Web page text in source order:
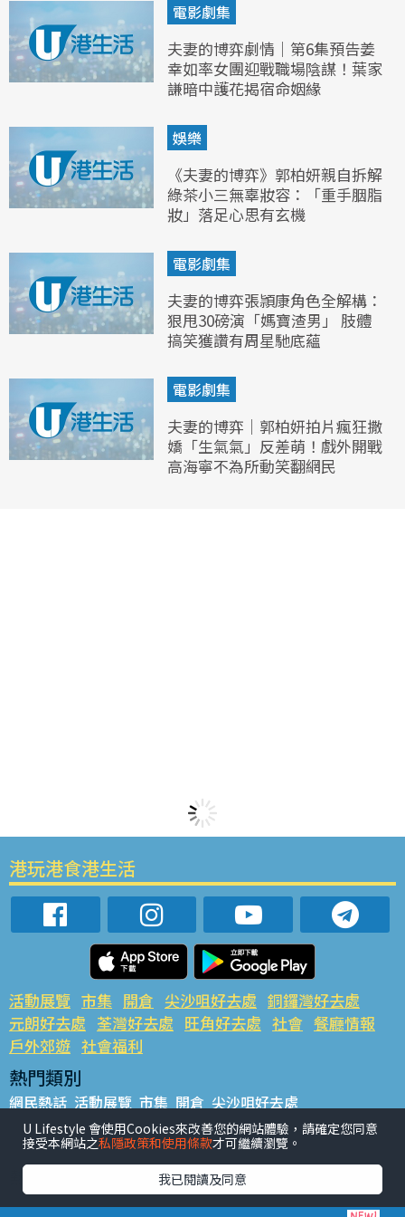
電影劇集
夫妻的博弈劇情｜第6集預告姜
幸如率女團迎戰職場陰謀！葉家
謙暗中護花揭宿命姻緣
娛樂
《夫妻的博弈》郭柏妍親自拆解
綠茶小三無辜妝容：「重手胭脂
妝」落足心思有玄機
電影劇集
夫妻的博弈張頴康角色全解構：
狠甩30磅演「媽寶渣男」 肢體
搞笑獲讚有周星馳底蘊
電影劇集
夫妻的博弈｜郭柏妍拍片瘋狂撒
嬌「生氣氣」反差萌！戲外開戰
高海寧不為所動笑翻網民
港玩港食港生活
活動展覽 市集 開倉 尖沙咀好去處 銅鑼灣好去處
元朗好去處 荃灣好去處 旺角好去處 社會 餐廳情報
戶外郊遊 社會福利
熱門類別
網民熱話 活動展覽 市集 開倉 尖沙咀好去處
銅鑼灣好去處 元朗好去處 荃灣好去處 旺角好去處 社會
餐廳情報 戶外郊遊
熱門標籤
#UGO搵好去處 #人氣活動推介 #美食社群熱話
U Lifestyle 會使用Cookies來改善您的網站體驗，請確定您同意
接受本網站之私隱政策和使用條款才可繼續瀏覽。
我已閱讀及同意